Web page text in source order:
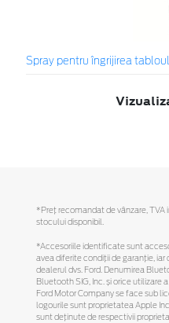
Spray pentru îngrijirea
*Preţ recomandat de vânzare,
stocului disponibil.
*Accesoriile identificate sunt
avea diferite condiții de garanție,
dealerul dvs. Ford. Denumirea
Bluetooth SIG, Inc. și orice utilizare
Ford Motor Company se face sub
logourile sunt proprietatea Apple
sunt deținute de respectivii